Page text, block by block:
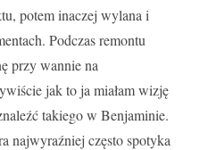
potem inaczej wylana i
Podczas remontu
przy wannie na
jak to ja miałam wizję
takiego w Benjaminie.
najwyraźniej często spotyka